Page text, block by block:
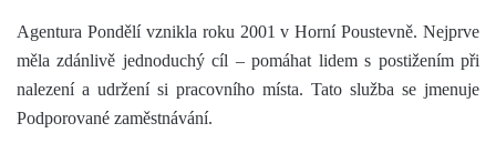
Agentura Pondělí vznikla roku 2001 v Horní Poustevně. Nejprve
měla zdánlivě jednoduchý cíl – pomáhat lidem s postižením při
nalezení a udržení si pracovního místa. Tato služba se jmenuje
Podporované zaměstnávání.